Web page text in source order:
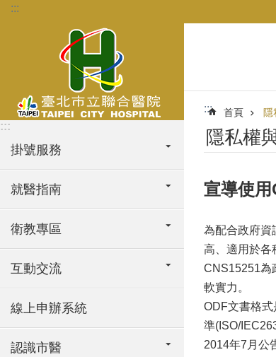
跳到主要內容區塊
:::
:::
掛號服務
就醫指南
衛教專區
互動交流
線上申辦系統
認識市醫
::: 首頁 隱
隱私權
宣導使
為配合政府資
高、適用於各
CNS15251為
軟實力。
ODF文書格
準(ISO/
2014年7月公